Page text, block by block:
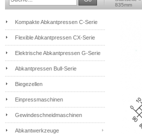
835mm
Kompakte Abkantpressen C-Serie
Flexible Abkantpressen CX-Serie
Elektrische Abkantpressen G-Serie
Abkantpressen Bull-Serie
Biegezellen
Einpressmaschinen
Gewindeschneidmaschinen
Abkantwerkzeuge